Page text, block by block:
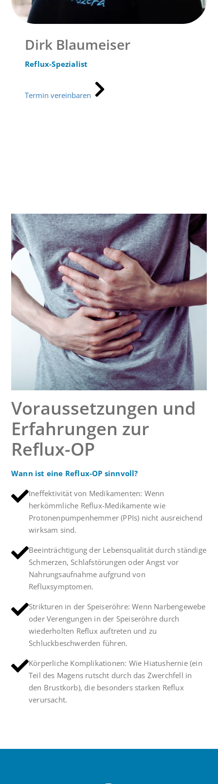
Dirk Blaumeiser
Reflux-Spezialist
Termin vereinbaren
Voraussetzungen und
Erfahrungen zur
Reflux-OP
Wann ist eine Reflux-OP sinnvoll?
Ineffektivität von Medikamenten: Wenn
herkömmliche Reflux-Medikamente wie
Protonenpumpenhemmer (PPIs) nicht ausreichend
wirksam sind.
Beeinträchtigung der Lebensqualität durch ständige
Schmerzen, Schlafstörungen oder Angst vor
Nahrungsaufnahme aufgrund von
Refluxsymptomen.
Strikturen in der Speiseröhre: Wenn Narbengewebe
oder Verengungen in der Speiseröhre durch
wiederholten Reflux auftreten und zu
Schluckbeschwerden führen.
Körperliche Komplikationen: Wie Hiatushernie (ein
Teil des Magens rutscht durch das Zwerchfell in
den Brustkorb), die besonders starken Reflux
verursacht.